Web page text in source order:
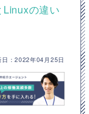
の違い
：2022年04月25日